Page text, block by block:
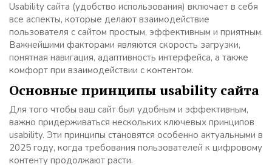
Usability сайта (удобство использования) включает в себя
все аспекты, которые делают взаимодействие
пользователя с сайтом простым, эффективным и приятным.
Важнейшими факторами являются скорость загрузки,
понятная навигация, адаптивность интерфейса, а также
комфорт при взаимодействии с контентом.
Основные принципы usability сайта
Для того чтобы ваш сайт был удобным и эффективным,
важно придерживаться нескольких ключевых принципов
usability. Эти принципы становятся особенно актуальными в
2025 году, когда требования пользователей к цифровому
контенту продолжают расти.